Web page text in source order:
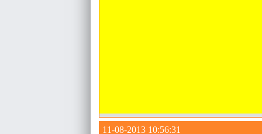
11-08-2013 10:56:31